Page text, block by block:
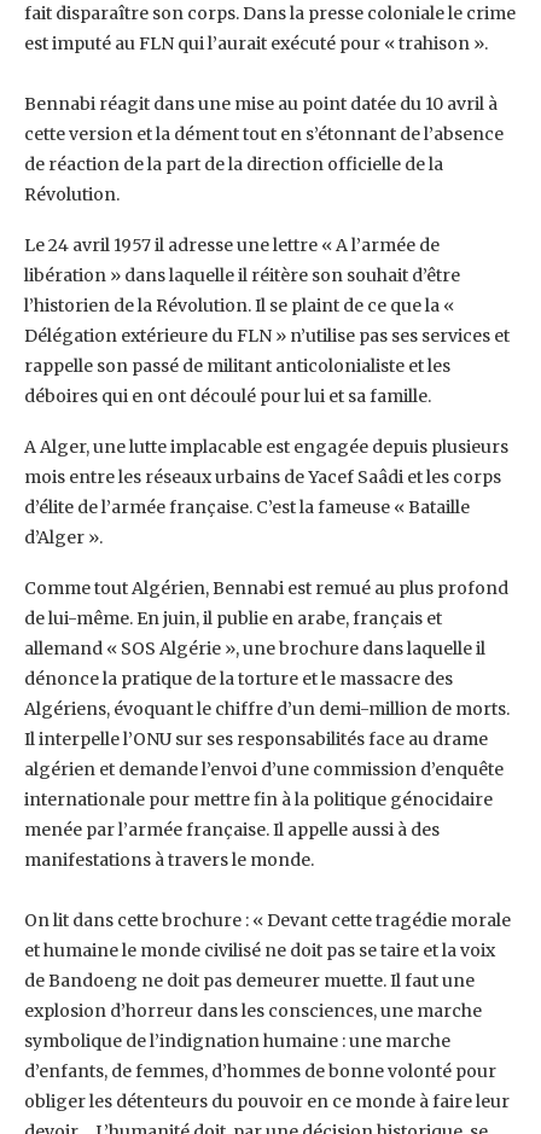
fait ‎disparaître son corps. Dans la presse coloniale le crime
est imputé au FLN qui l’aurait exécuté ‎pour « trahison ».
Bennabi réagit dans une mise au point datée du 10 avril à
cette version et la dément tout en ‎s’étonnant de l’absence
de réaction de la part de la direction officielle de la
Révolution.
Le 24 ‎avril 1957 il adresse une lettre « A l’armée de
libération » dans laquelle il réitère son souhait ‎d’être
l’historien de la Révolution. Il se plaint de ce que la «
Délégation extérieure du FLN » ‎n’utilise pas ses services et
rappelle son passé de militant anticolonialiste et les
déboires qui en ‎ont découlé pour lui et sa famille.‎
A Alger, une lutte implacable est engagée depuis plusieurs
mois entre les réseaux urbains de ‎Yacef Saâdi et les corps
d’élite de l’armée française. C’est la fameuse « Bataille
d’Alger ». ‎
Comme tout Algérien, Bennabi est remué au plus profond
de lui-même. En juin, il publie en ‎arabe, français et
allemand « SOS Algérie », une brochure dans laquelle il
dénonce la pratique ‎de la torture et le massacre des
Algériens, évoquant le chiffre d’un demi-million de morts.
Il ‎interpelle l’ONU sur ses responsabilités face au drame
algérien et demande l’envoi d’une ‎commission d’enquête
internationale pour mettre fin à la politique génocidaire
menée par ‎l’armée française. Il appelle aussi à des
manifestations à travers le monde.
On lit dans cette brochure : « Devant cette tragédie morale
et humaine le monde civilisé ne doit ‎pas se taire et la voix
de Bandoeng ne doit pas demeurer muette. Il faut une
explosion d’horreur ‎dans les consciences, une marche
symbolique de l’indignation humaine : une marche
d’enfants, ‎de femmes, d’hommes de bonne volonté pour
obliger les détenteurs du pouvoir en ce monde à ‎faire leur